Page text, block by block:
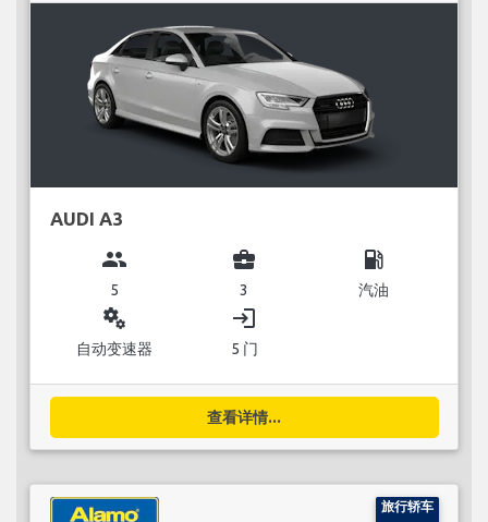
AUDI A3
group
5
business_center
3
local_gas_station
汽油
miscellaneous_services
自动变速器
login
5 门
查看详情...
旅行轿车